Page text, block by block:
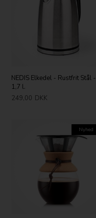
NEDIS Elkedel - Rustfrit Stål -
1,7 l.
249,00 DKK
Nyhed